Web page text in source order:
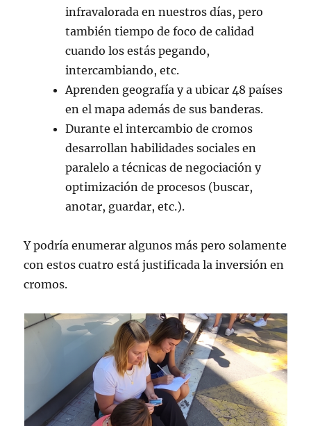
infravalorada en nuestros días, pero
también tiempo de foco de calidad
cuando los estás pegando,
intercambiando, etc.
Aprenden geografía y a ubicar 48 países
en el mapa además de sus banderas.
Durante el intercambio de cromos
desarrollan habilidades sociales en
paralelo a técnicas de negociación y
optimización de procesos (buscar,
anotar, guardar, etc.).
Y podría enumerar algunos más pero solamente
con estos cuatro está justificada la inversión en
cromos.